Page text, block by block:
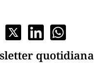
quotidiana